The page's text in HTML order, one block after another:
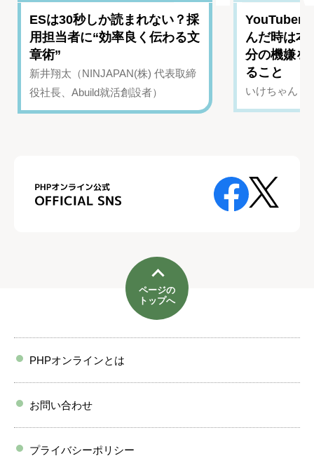
ESは30秒しか読まれない？採
用担当者に“効率良く伝わる文
章術”
新井翔太（NINJAPAN(株) 代表取締
役社長、Abuild就活創設者）
YouTuber
んだ時は
分の機嫌を
ること
いけちゃん（
ページの
トップへ
PHPオンラインとは
お問い合わせ
プライバシーポリシー